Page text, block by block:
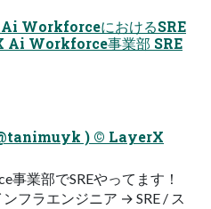
WorkforceにおけるSRE
Ai Workforce事業部 SRE
) © LayerX
事業部でSREやってます！
フラエンジニア → SRE / ス